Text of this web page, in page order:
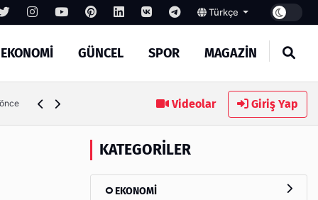
Türkçe
EKONOMİ GÜNCEL SPOR MAGAZİN
Alırken Kandırılmamak İçin Bilinmesi Gerekenler
Videolar Giriş Yap
KATEGORILER
EKONOMİ